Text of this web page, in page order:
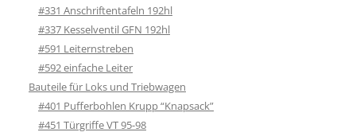
#331 Anschriftentafeln 192hl
#337 Kesselventil GFN 192hl
#591 Leiternstreben
#592 einfache Leiter
Bauteile für Loks und Triebwagen
#401 Pufferbohlen Krupp “Knapsack”
#451 Türgriffe VT 95-98